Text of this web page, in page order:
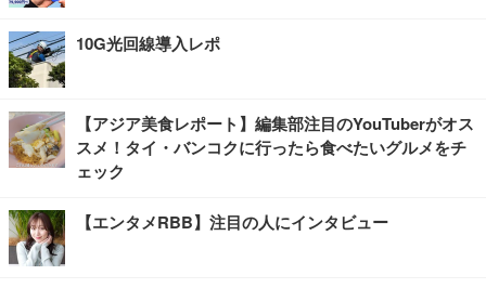
10G光回線導入レポ
【アジア美食レポート】編集部注目のYouTuberがオス
スメ！タイ・バンコクに行ったら食べたいグルメをチ
ェック
【エンタメRBB】注目の人にインタビュー